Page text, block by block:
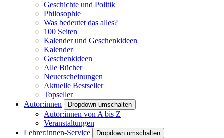
Geschichte und Politik
Philosophie
Was bedeutet das alles?
100 Seiten
Kalender und Geschenkideen
Kalender
Geschenkideen
Alle Bücher
Neuerscheinungen
Aktuelle Bestseller
Topseller
Autor:innen
Dropdown umschalten
Autor:innen von A bis Z
Veranstaltungen
Lehrer:innen-Service
Dropdown umschalten